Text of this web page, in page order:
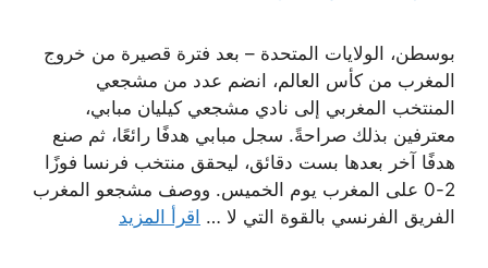
بوسطن، الولايات المتحدة – بعد فترة قصيرة من خروج
المغرب من كأس العالم، انضم عدد من مشجعي
المنتخب المغربي إلى نادي مشجعي كيليان مبابي،
معترفين بذلك صراحةً. سجل مبابي هدفًا رائعًا، ثم صنع
هدفًا آخر بعدها بست دقائق، ليحقق منتخب فرنسا فوزًا
2-0 على المغرب يوم الخميس. ووصف مشجعو المغرب
الفريق الفرنسي بالقوة التي لا … اقرأ المزيد